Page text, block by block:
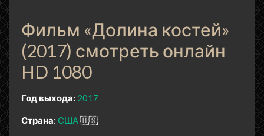
Фильм «Долина костей»
(2017) смотреть онлайн
HD 1080
Год выхода: 2017
Страна: США 🇺🇸